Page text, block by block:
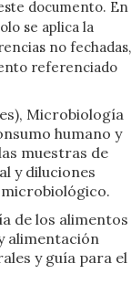
documento. En
se aplica la
no fechadas,
referenciado
Microbiología
humano y
muestras de
y diluciones
de los alimentos
alimentación
y guía para el